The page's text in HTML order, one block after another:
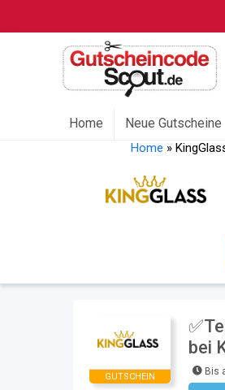
Home Neue Gutscheine
Home »
GUTSCHEIN
bei
Bis